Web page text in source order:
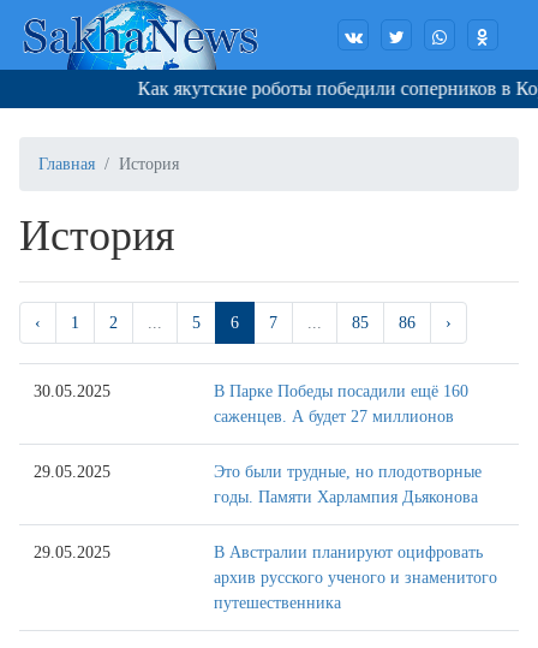
Как якутские роботы победили соперников в Корее
Главная История
История
‹ 1 2 ... 5 6 7 ... 85 86 ›
30.05.2025
В Парке Победы посадили ещё 160
саженцев. А будет 27 миллионов
29.05.2025
Это были трудные, но плодотворные
годы. Памяти Харлампия Дьяконова
29.05.2025
В Австралии планируют оцифровать
архив русского ученого и знаменитого
путешественника